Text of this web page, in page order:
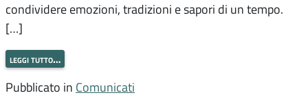
condividere emozioni, tradizioni e sapori di un tempo.
[…]
leggi tutto…
Pubblicato in Comunicati